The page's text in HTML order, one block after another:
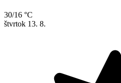
30/16 °C
štvrtok 13. 8.